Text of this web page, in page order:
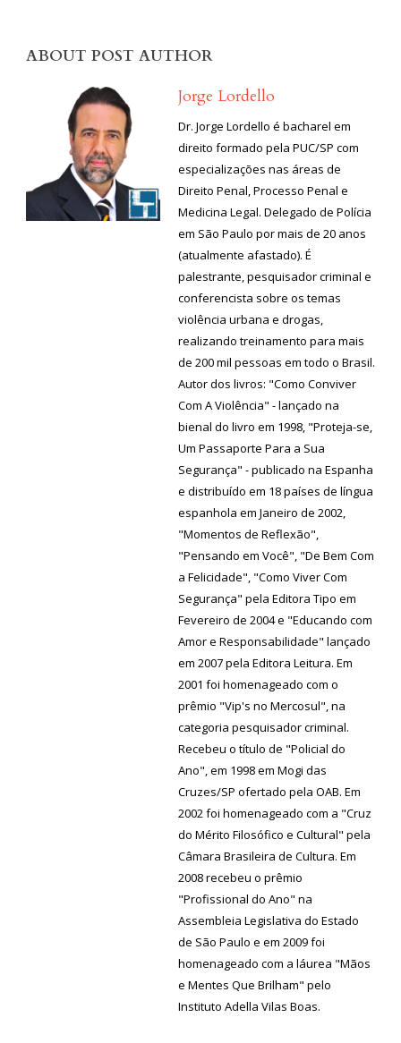
ABOUT POST AUTHOR
Jorge Lordello
Dr. Jorge Lordello é bacharel em
direito formado pela PUC/SP com
especializações nas áreas de
Direito Penal, Processo Penal e
Medicina Legal. Delegado de Polícia
em São Paulo por mais de 20 anos
(atualmente afastado). É
palestrante, pesquisador criminal e
conferencista sobre os temas
violência urbana e drogas,
realizando treinamento para mais
de 200 mil pessoas em todo o Brasil.
Autor dos livros: "Como Conviver
Com A Violência" - lançado na
bienal do livro em 1998, "Proteja-se,
Um Passaporte Para a Sua
Segurança" - publicado na Espanha
e distribuído em 18 países de língua
espanhola em Janeiro de 2002,
"Momentos de Reflexão",
"Pensando em Você", "De Bem Com
a Felicidade", "Como Viver Com
Segurança" pela Editora Tipo em
Fevereiro de 2004 e "Educando com
Amor e Responsabilidade" lançado
em 2007 pela Editora Leitura. Em
2001 foi homenageado com o
prêmio "Vip's no Mercosul", na
categoria pesquisador criminal.
Recebeu o título de "Policial do
Ano", em 1998 em Mogi das
Cruzes/SP ofertado pela OAB. Em
2002 foi homenageado com a "Cruz
do Mérito Filosófico e Cultural" pela
Câmara Brasileira de Cultura. Em
2008 recebeu o prêmio
"Profissional do Ano" na
Assembleia Legislativa do Estado
de São Paulo e em 2009 foi
homenageado com a láurea "Mãos
e Mentes Que Brilham" pelo
Instituto Adella Vilas Boas.